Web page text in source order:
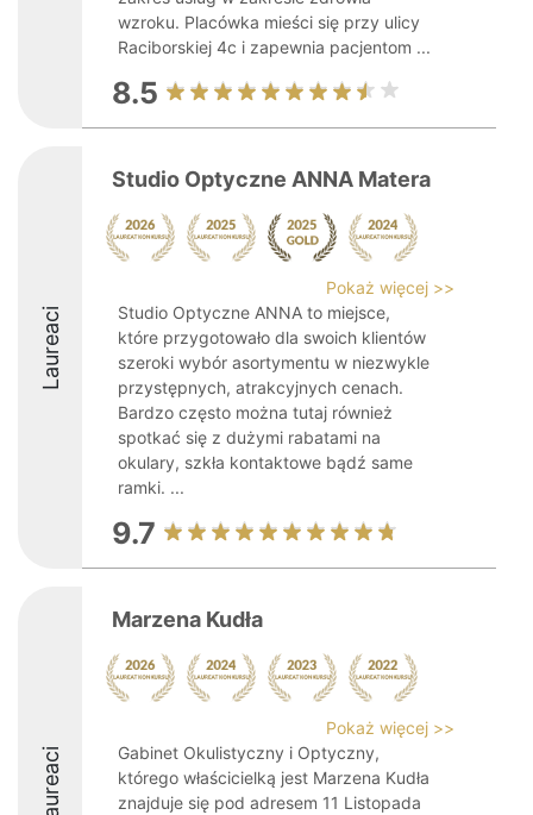
wzroku. Placówka mieści się przy ulicy
Raciborskiej 4c i zapewnia pacjentom ...
8.5
Laureaci
Studio Optyczne ANNA Matera
Pokaż więcej >>
Studio Optyczne ANNA to miejsce,
które przygotowało dla swoich klientów
szeroki wybór asortymentu w niezwykle
przystępnych, atrakcyjnych cenach.
Bardzo często można tutaj również
spotkać się z dużymi rabatami na
okulary, szkła kontaktowe bądź same
ramki. ...
9.7
Laureaci
Marzena Kudła
Pokaż więcej >>
Gabinet Okulistyczny i Optyczny,
którego właścicielką jest Marzena Kudła
znajduje się pod adresem 11 Listopada